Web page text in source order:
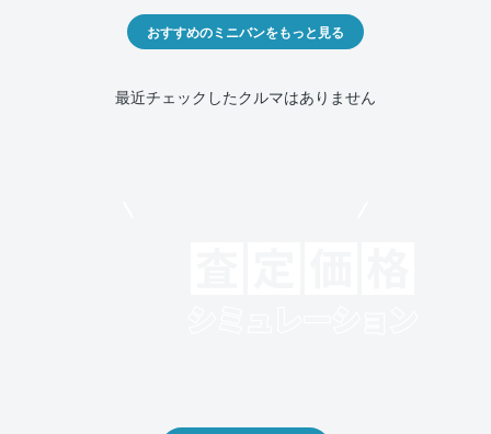
おすすめのミニバンをもっと見る
最近チェックしたクルマはありません